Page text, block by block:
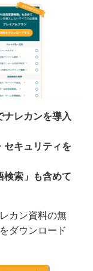
ナレカンを導入
セキュリティを
検索」も含めて
カン資料の無
ダウンロード